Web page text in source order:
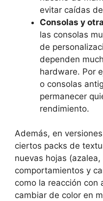
evitar caídas
Consolas y
las consolas
de
dependen
hardware. Por
o consolas
permanecer
rendimiento.
Además, en
ciertos packs de
nuevas hojas
comportamientos y
como la reacción con
cambiar de color en